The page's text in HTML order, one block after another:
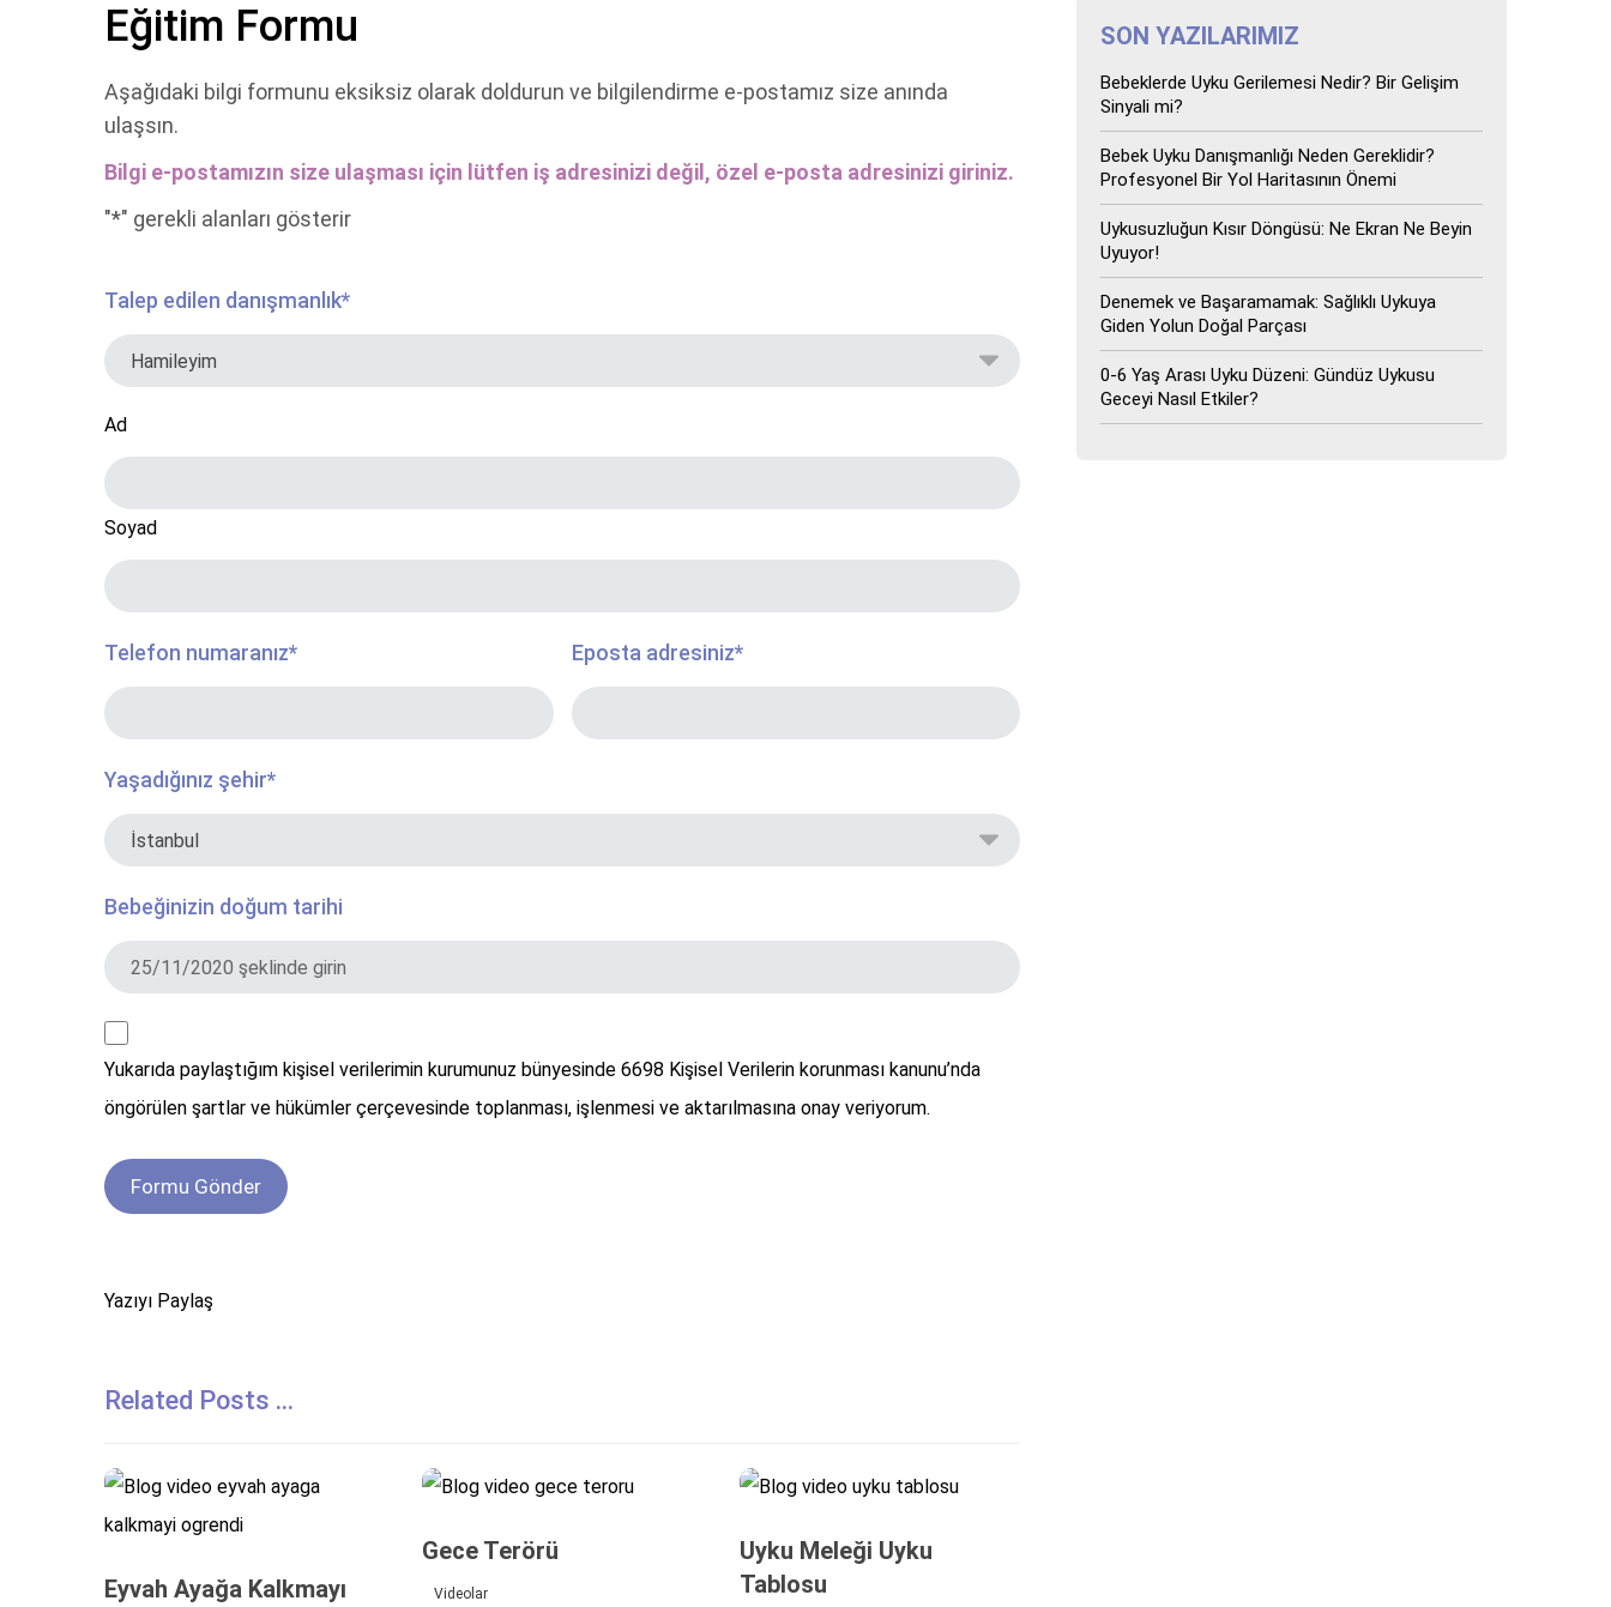
Eğitim Formu
Aşağıdaki bilgi formunu eksiksiz olarak doldurun ve bilgilendirme e-postamız size anında
ulaşsın.
Bilgi e-postamızın size ulaşması için lütfen iş adresinizi değil, özel e-posta adresinizi giriniz.
"*" gerekli alanları gösterir
Talep edilen danışmanlık*
Ad
Soyad
Telefon numaranız* Eposta adresiniz*
Yaşadığınız şehir*
Bebeğinizin doğum tarihi
Yukarıda paylaştığım kişisel verilerimin kurumunuz bünyesinde 6698 Kişisel Verilerin korunması kanunu’nda
öngörülen şartlar ve hükümler çerçevesinde toplanması, işlenmesi ve aktarılmasına onay veriyorum.
Related Posts ...
Eyvah Ayağa Kalkmayı
Gece Terörü
Videolar
Uyku Meleği Uyku
Tablosu
SON YAZILARIMIZ
Bebeklerde Uyku Gerilemesi Nedir? Bir Gelişim
Sinyali mi?
Bebek Uyku Danışmanlığı Neden Gereklidir?
Profesyonel Bir Yol Haritasının Önemi
Uykusuzluğun Kısır Döngüsü: Ne Ekran Ne Beyin
Uyuyor!
Denemek ve Başaramamak: Sağlıklı Uykuya
Giden Yolun Doğal Parçası
0-6 Yaş Arası Uyku Düzeni: Gündüz Uykusu
Geceyi Nasıl Etkiler?